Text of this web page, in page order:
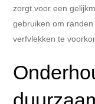
zorgt voor een
gebruiken om
verfvlekken te